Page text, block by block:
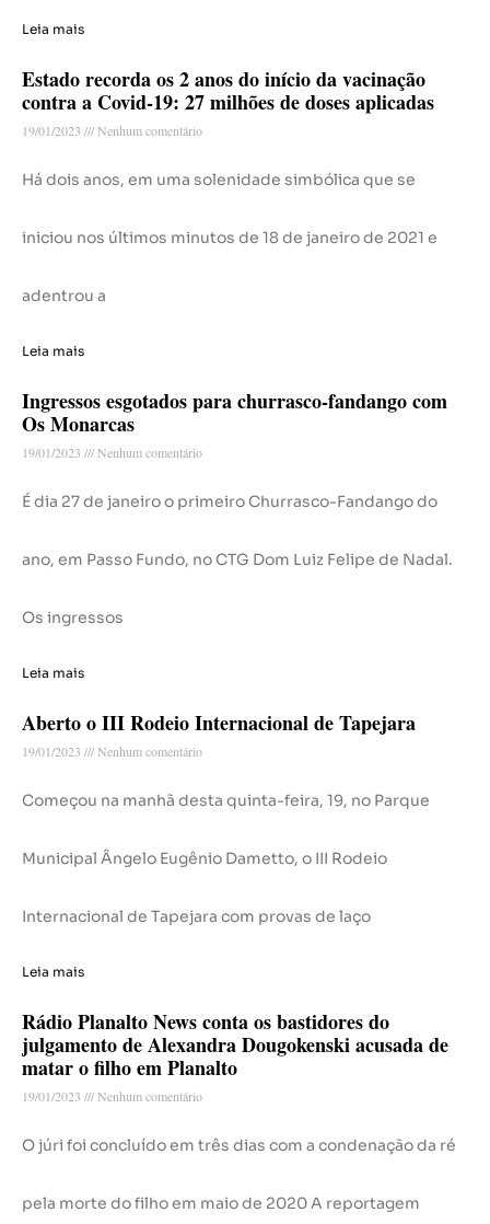
Leia mais
Estado recorda os 2 anos do início da vacinação
contra a Covid-19: 27 milhões de doses aplicadas
19/01/2023 Nenhum comentário
Há dois anos, em uma solenidade simbólica que se
iniciou nos últimos minutos de 18 de janeiro de 2021 e
adentrou a
Leia mais
Ingressos esgotados para churrasco-fandango com
Os Monarcas
19/01/2023 Nenhum comentário
É dia 27 de janeiro o primeiro Churrasco-Fandango do
ano, em Passo Fundo, no CTG Dom Luiz Felipe de Nadal.
Os ingressos
Leia mais
Aberto o III Rodeio Internacional de Tapejara
19/01/2023 Nenhum comentário
Começou na manhã desta quinta-feira, 19, no Parque
Municipal Ângelo Eugênio Dametto, o III Rodeio
Internacional de Tapejara com provas de laço
Leia mais
Rádio Planalto News conta os bastidores do
julgamento de Alexandra Dougokenski acusada de
matar o filho em Planalto
19/01/2023 Nenhum comentário
O júri foi concluído em três dias com a condenação da ré
pela morte do filho em maio de 2020 A reportagem